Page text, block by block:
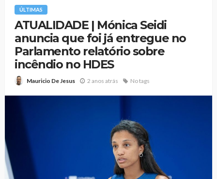
ÚLTIMAS
ATUALIDADE | Mónica Seidi
anuncia que foi já entregue no
Parlamento relatório sobre
incêndio no HDES
Mauricio De Jesus 2 anos atrás No tags